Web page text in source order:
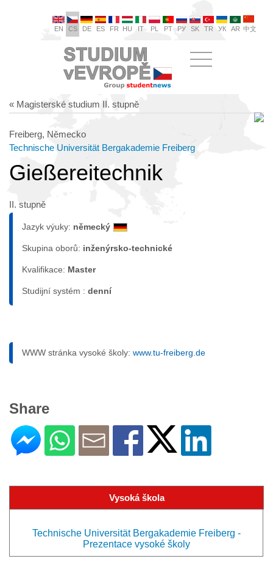
EN CS DE ES FR HU IT PL PT РУ SK TR УК AR 中文
« Magisterské studium II. stupně
Freiberg, Německo
Technische Universität Bergakademie Freiberg
Gießereitechnik
II. stupně
Jazyk výuky: německý
Skupina oborů: inženýrsko-technické
Kvalifikace: Master
Studijní systém : denní
WWW stránka vysoké školy: www.tu-freiberg.de
Share
Vysoká škola
Technische Universität Bergakademie Freiberg -
Prezentace vysoké školy